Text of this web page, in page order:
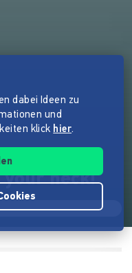
your neck!
dabei Ideen zu
und
klick hier.